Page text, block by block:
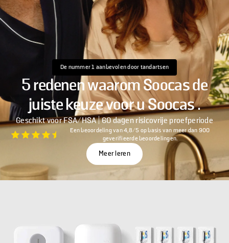
De nummer 1 aanbevolen door tandartsen
5 redenen waarom Soocas de
juiste keuze voor u Soocas .
Geschikt voor FSA/HSA | 60 dagen risicovrije proefperiode
Een beoordeling van 4,8/5 op basis van meer dan 900
geverifieerde beoordelingen.
Meer leren